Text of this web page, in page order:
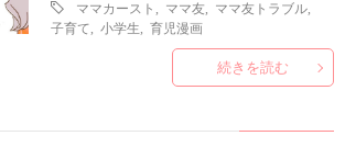
ママカースト
ママ友 ママ友トラブル
子育て
,小学生 ,育児漫画
続きを読む